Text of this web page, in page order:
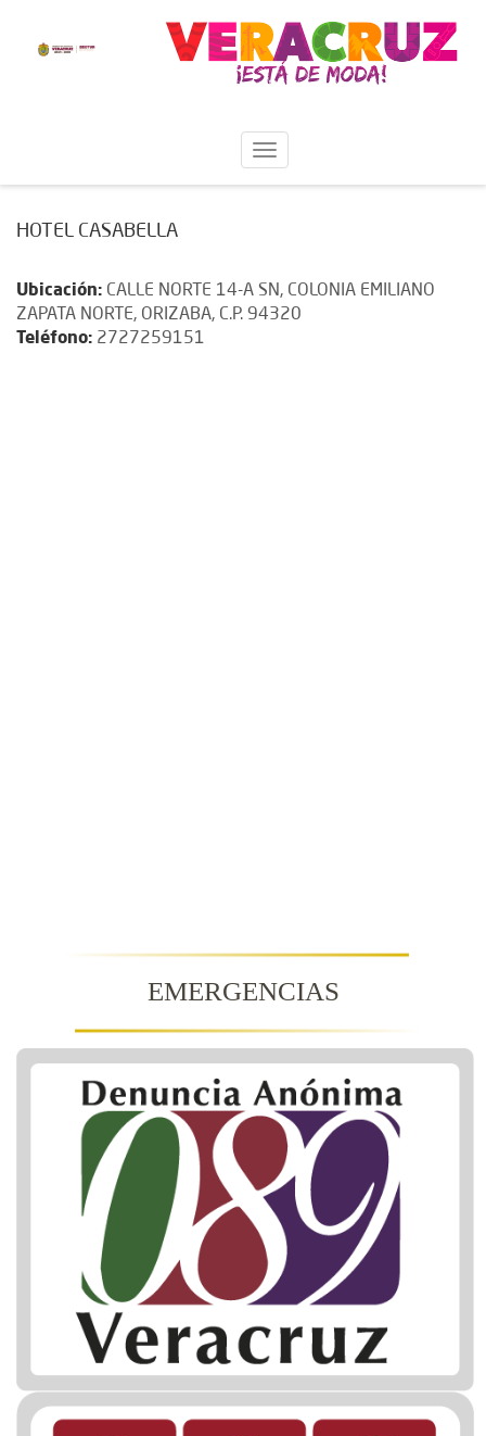
HOTEL CASABELLA
Ubicación: CALLE NORTE 14-A SN, COLONIA EMILIANO
ZAPATA NORTE, ORIZABA, C.P. 94320
Teléfono: 2727259151
EMERGENCIAS